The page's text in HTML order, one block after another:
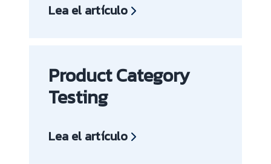
Lea el artículo
Product Category
Testing
Lea el artículo